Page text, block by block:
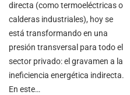
directa (como termoeléctricas o
calderas industriales), hoy se
está transformando en una
presión transversal para todo el
sector privado: el gravamen a la
ineficiencia energética indirecta.
En este…